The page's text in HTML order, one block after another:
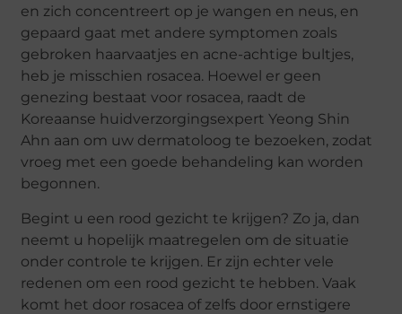
en zich concentreert op je wangen en neus, en
gepaard gaat met andere symptomen zoals
gebroken haarvaatjes en acne-achtige bultjes,
heb je misschien rosacea. Hoewel er geen
genezing bestaat voor rosacea, raadt de
Koreaanse huidverzorgingsexpert Yeong Shin
Ahn aan om uw dermatoloog te bezoeken, zodat
vroeg met een goede behandeling kan worden
begonnen.
Begint u een rood gezicht te krijgen? Zo ja, dan
neemt u hopelijk maatregelen om de situatie
onder controle te krijgen. Er zijn echter vele
redenen om een rood gezicht te hebben. Vaak
komt het door rosacea of zelfs door ernstigere